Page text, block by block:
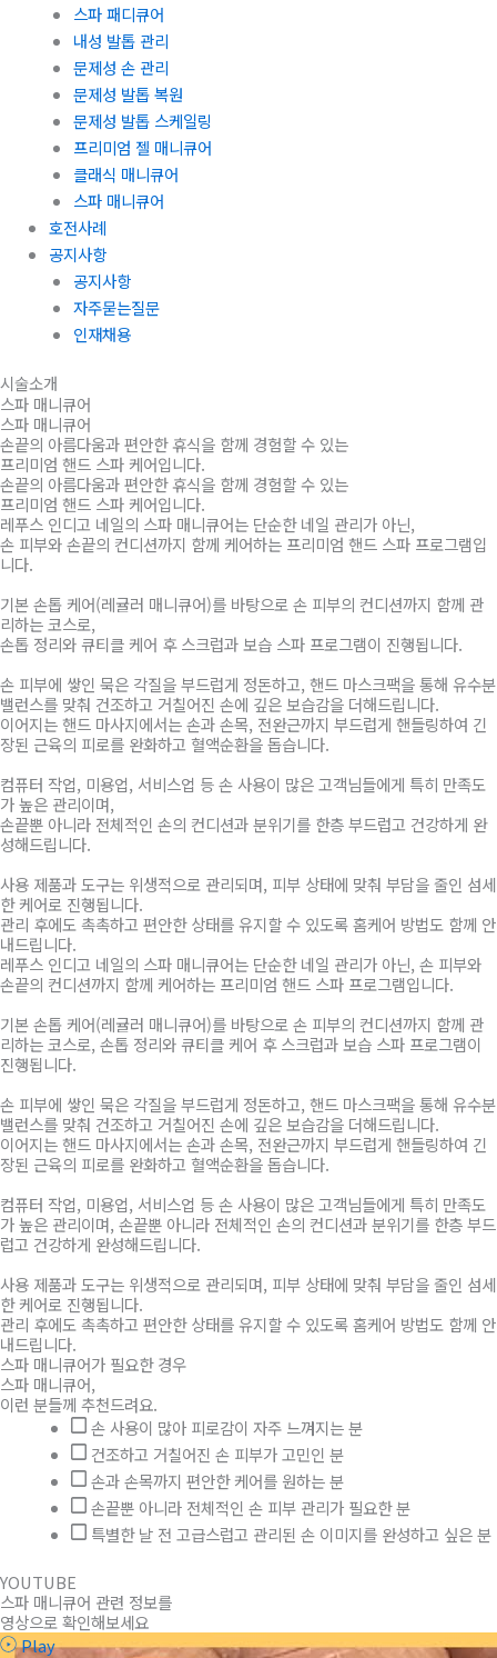
스파 패디큐어
내성 발톱 관리
문제성 손 관리
문제성 발톱 복원
문제성 발톱 스케일링
프리미엄 젤 매니큐어
클래식 매니큐어
스파 매니큐어
호전사례
공지사항
공지사항
자주묻는질문
인재채용
시술소개
스파 매니큐어
스파 매니큐어
손끝의 아름다움과 편안한 휴식을 함께 경험할 수 있는
프리미엄 핸드 스파 케어입니다.
손끝의 아름다움과 편안한 휴식을 함께 경험할 수 있는
프리미엄 핸드 스파 케어입니다.
레푸스 인디고 네일의 스파 매니큐어는 단순한 네일 관리가 아닌,
손 피부와 손끝의 컨디션까지 함께 케어하는 프리미엄 핸드 스파 프로그램입
니다.
기본 손톱 케어(레귤러 매니큐어)를 바탕으로 손 피부의 컨디션까지 함께 관
리하는 코스로,
손톱 정리와 큐티클 케어 후 스크럽과 보습 스파 프로그램이 진행됩니다.
손 피부에 쌓인 묵은 각질을 부드럽게 정돈하고, 핸드 마스크팩을 통해 유수분
밸런스를 맞춰 건조하고 거칠어진 손에 깊은 보습감을 더해드립니다.
이어지는 핸드 마사지에서는 손과 손목, 전완근까지 부드럽게 핸들링하여 긴
장된 근육의 피로를 완화하고 혈액순환을 돕습니다.
컴퓨터 작업, 미용업, 서비스업 등 손 사용이 많은 고객님들에게 특히 만족도
가 높은 관리이며,
손끝뿐 아니라 전체적인 손의 컨디션과 분위기를 한층 부드럽고 건강하게 완
성해드립니다.
사용 제품과 도구는 위생적으로 관리되며, 피부 상태에 맞춰 부담을 줄인 섬세
한 케어로 진행됩니다.
관리 후에도 촉촉하고 편안한 상태를 유지할 수 있도록 홈케어 방법도 함께 안
내드립니다.
레푸스 인디고 네일의 스파 매니큐어는 단순한 네일 관리가 아닌, 손 피부와
손끝의 컨디션까지 함께 케어하는 프리미엄 핸드 스파 프로그램입니다.
기본 손톱 케어(레귤러 매니큐어)를 바탕으로 손 피부의 컨디션까지 함께 관
리하는 코스로, 손톱 정리와 큐티클 케어 후 스크럽과 보습 스파 프로그램이
진행됩니다.
손 피부에 쌓인 묵은 각질을 부드럽게 정돈하고, 핸드 마스크팩을 통해 유수분
밸런스를 맞춰 건조하고 거칠어진 손에 깊은 보습감을 더해드립니다.
이어지는 핸드 마사지에서는 손과 손목, 전완근까지 부드럽게 핸들링하여 긴
장된 근육의 피로를 완화하고 혈액순환을 돕습니다.
컴퓨터 작업, 미용업, 서비스업 등 손 사용이 많은 고객님들에게 특히 만족도
가 높은 관리이며, 손끝뿐 아니라 전체적인 손의 컨디션과 분위기를 한층 부드
럽고 건강하게 완성해드립니다.
사용 제품과 도구는 위생적으로 관리되며, 피부 상태에 맞춰 부담을 줄인 섬세
한 케어로 진행됩니다.
관리 후에도 촉촉하고 편안한 상태를 유지할 수 있도록 홈케어 방법도 함께 안
내드립니다.
스파 매니큐어가 필요한 경우
스파 매니큐어,
이런 분들께 추천드려요.
손 사용이 많아 피로감이 자주 느껴지는 분
건조하고 거칠어진 손 피부가 고민인 분
손과 손목까지 편안한 케어를 원하는 분
손끝뿐 아니라 전체적인 손 피부 관리가 필요한 분
특별한 날 전 고급스럽고 관리된 손 이미지를 완성하고 싶은 분
YOUTUBE
스파 매니큐어 관련 정보를
영상으로 확인해보세요
Play